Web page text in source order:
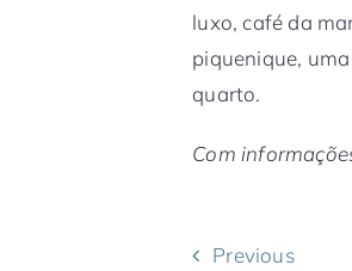
luxo, café da
piquenique,
quarto.
Com
Previous